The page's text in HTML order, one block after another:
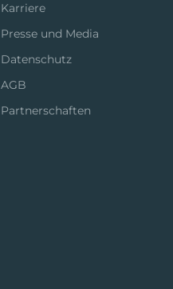
Karriere
Presse und Media
Datenschutz
AGB
Partnerschaften